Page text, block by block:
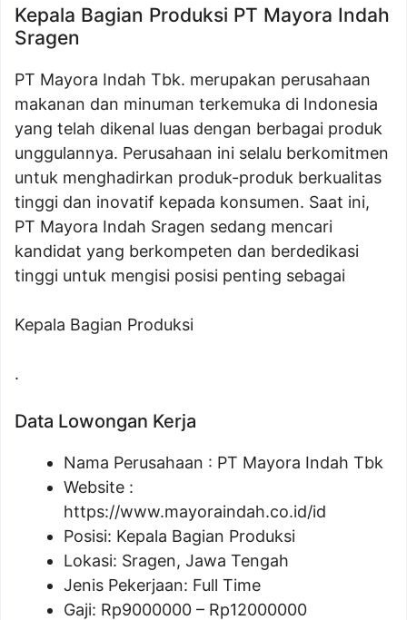
Kepala Bagian Produksi PT Mayora Indah
Sragen
PT Mayora Indah Tbk. merupakan perusahaan
makanan dan minuman terkemuka di Indonesia
yang telah dikenal luas dengan berbagai produk
unggulannya. Perusahaan ini selalu berkomitmen
untuk menghadirkan produk-produk berkualitas
tinggi dan inovatif kepada konsumen. Saat ini,
PT Mayora Indah Sragen sedang mencari
kandidat yang berkompeten dan berdedikasi
tinggi untuk mengisi posisi penting sebagai
Kepala Bagian Produksi
.
Data Lowongan Kerja
Nama Perusahaan : PT Mayora Indah Tbk
Website :
https://www.mayoraindah.co.id/id
Posisi: Kepala Bagian Produksi
Lokasi: Sragen, Jawa Tengah
Jenis Pekerjaan: Full Time
Gaji: Rp9000000 – Rp12000000